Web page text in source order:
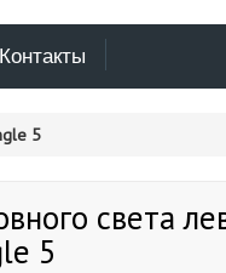
Контакты
5
света
5